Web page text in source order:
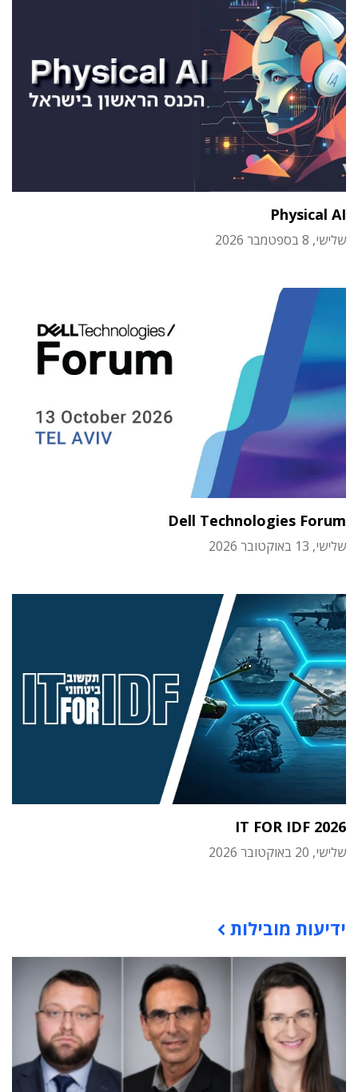
Physical AI
שלישי, 8 בספטמבר 2026
Dell Technologies Forum
שלישי, 13 באוקטובר 2026
IT FOR IDF 2026
שלישי, 20 באוקטובר 2026
ידיעות מובילות